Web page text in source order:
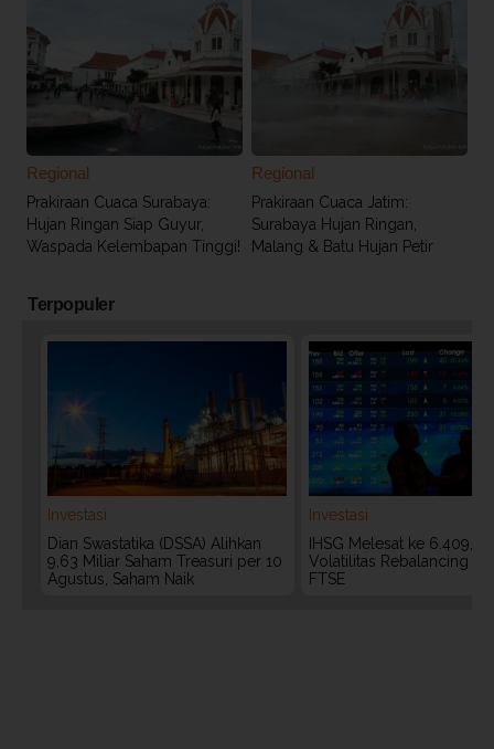
Regional
Prakiraan Cuaca Surabaya:
Hujan Ringan Siap Guyur,
Waspada Kelembapan Tinggi!
Regional
Prakiraan Cuaca Jatim:
Surabaya Hujan Ringan,
Malang & Batu Hujan Petir
Terpopuler
Investasi
Dian Swastatika (DSSA) Alihkan
9,63 Miliar Saham Treasuri per 10
Agustus, Saham Naik
Investasi
IHSG Melesat ke 6.409,
Volatilitas Rebalancing
FTSE